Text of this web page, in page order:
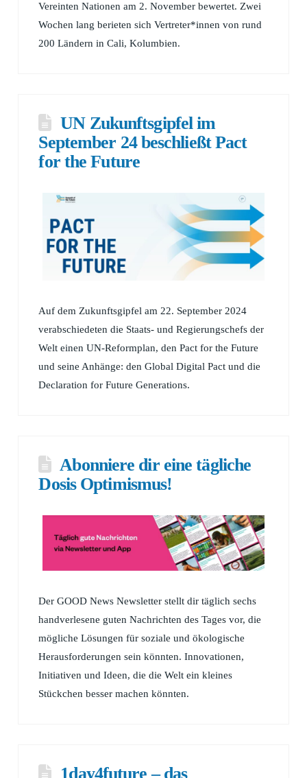
Vereinten Nationen am 2. November bewertet. Zwei
Wochen lang berieten sich Vertreter*innen von rund
200 Ländern in Cali, Kolumbien.
UN Zukunftsgipfel im
September 24 beschließt Pact
for the Future
Auf dem Zukunftsgipfel am 22. September 2024
verabschiedeten die Staats- und Regierungschefs der
Welt einen UN-Reformplan, den Pact for the Future
und seine Anhänge: den Global Digital Pact und die
Declaration for Future Generations.
Abonniere dir eine tägliche
Dosis Optimismus!
Der GOOD News Newsletter stellt dir täglich sechs
handverlesene guten Nachrichten des Tages vor, die
mögliche Lösungen für soziale und ökologische
Herausforderungen sein könnten. Innovationen,
Initiativen und Ideen, die die Welt ein kleines
Stückchen besser machen könnten.
1day4future – das